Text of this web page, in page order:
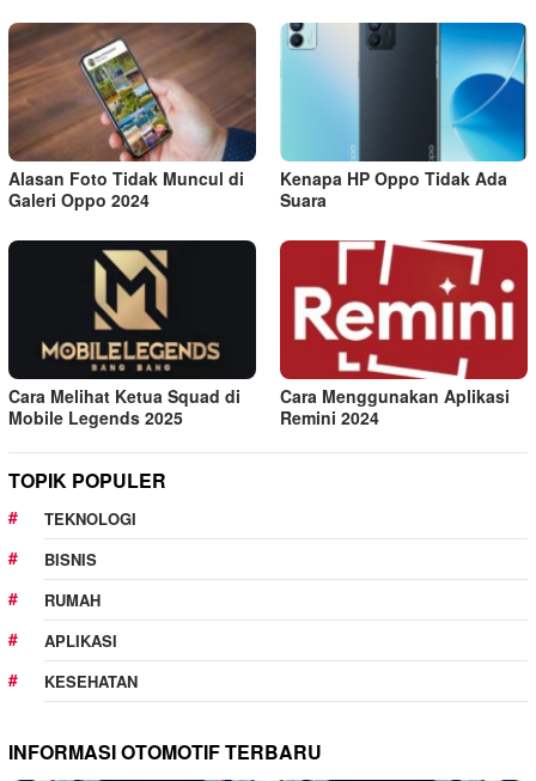
Alasan Foto Tidak Muncul di
Galeri Oppo 2024
Kenapa HP Oppo Tidak Ada
Suara
Cara Melihat Ketua Squad di
Mobile Legends 2025
Cara Menggunakan Aplikasi
Remini 2024
TOPIK POPULER
TEKNOLOGI
BISNIS
RUMAH
APLIKASI
KESEHATAN
INFORMASI OTOMOTIF TERBARU